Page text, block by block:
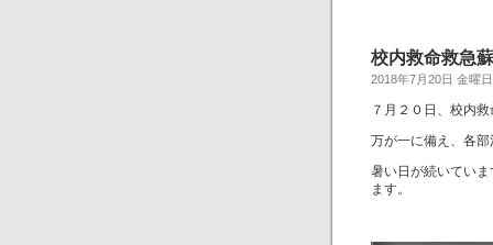
校内救命救急
2018年7月20日 金曜日
７月２０日、校内
万が一に備え、各
暑い日が続いてい
ます。